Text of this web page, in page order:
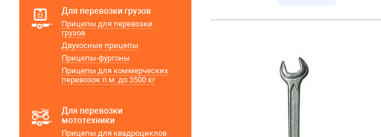
Для перевозки грузов
Прицепы для перевозки
грузов
Двухосные прицепы
Прицепы-фургоны
Прицепы для коммерческих
перевозок п.м. до 3500 кг
Для перевозки
мототехники
Прицепы для квадроциклов